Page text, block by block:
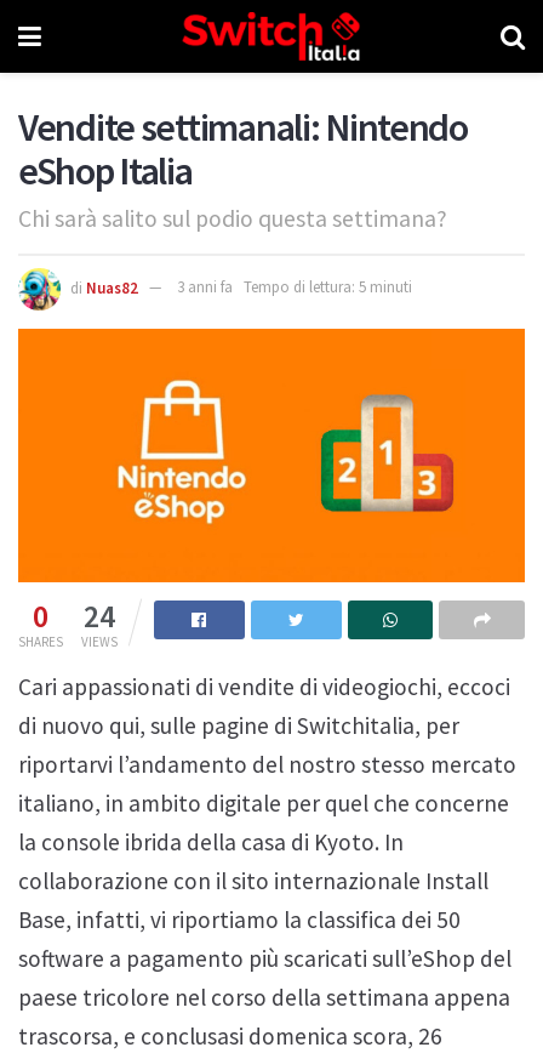
Vendite settimanali: Nintendo
eShop Italia
Chi sarà salito sul podio questa settimana?
di Nuas82 3 anni fa Tempo di lettura: 5 minuti
0
SHARES
24
VIEWS
Cari appassionati di vendite di videogiochi, eccoci
di nuovo qui, sulle pagine di Switchitalia, per
riportarvi l’andamento del nostro stesso mercato
italiano, in ambito digitale per quel che concerne
la console ibrida della casa di Kyoto. In
collaborazione con il sito internazionale Install
Base, infatti, vi riportiamo la classifica dei 50
software a pagamento più scaricati sull’eShop del
paese tricolore nel corso della settimana appena
trascorsa, e conclusasi domenica scora, 26